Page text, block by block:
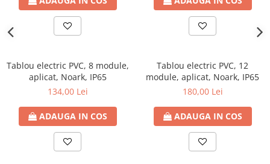
Tablou electric PVC, 8 module,
aplicat, Noark, IP65
134,00 Lei
ADAUGA IN COS
Tablou electric PVC, 12
module, aplicat, Noark, IP65
180,00 Lei
ADAUGA IN COS